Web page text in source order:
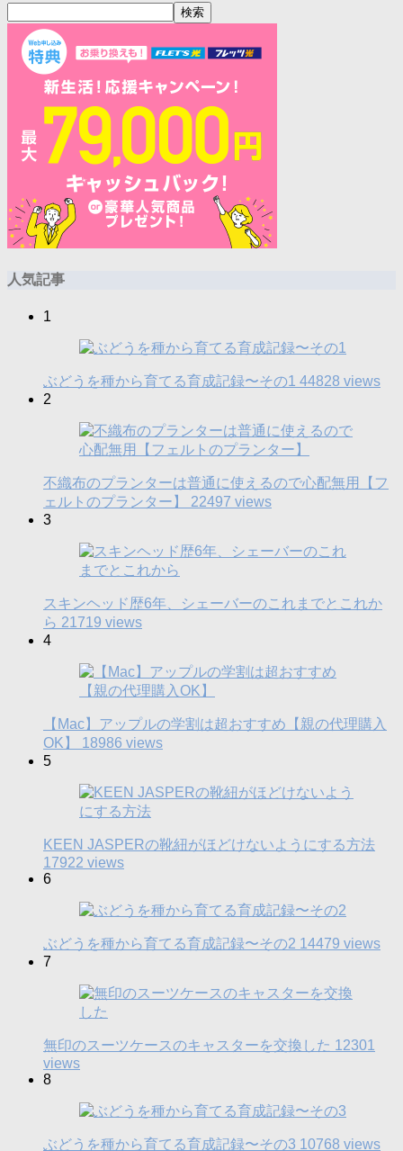
検索
人気記事
1
ぶどうを種から育てる育成記録〜その1 44828 views
2
不織布のプランターは普通に使えるので心配無用【フ
ェルトのプランター】 22497 views
3
スキンヘッド歴6年、シェーバーのこれまでとこれか
ら 21719 views
4
【Mac】アップルの学割は超おすすめ【親の代理購入
OK】 18986 views
5
KEEN JASPERの靴紐がほどけないようにする方法
17922 views
6
ぶどうを種から育てる育成記録〜その2 14479 views
7
無印のスーツケースのキャスターを交換した 12301
views
8
ぶどうを種から育てる育成記録〜その3 10768 views